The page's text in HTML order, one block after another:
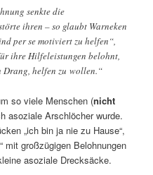
senkte die
ihren – so glaubt Warneken
per se motiviert zu helfen“,
ihre Hilfeleistungen belohnt,
helfen zu wollen.“
so viele Menschen (nicht
asoziale Arschlöcher wurde.
„ich bin ja nie zu Hause“,
mit großzügigen Belohnungen
asoziale Drecksäcke.